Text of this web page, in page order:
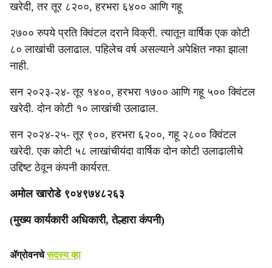
खरेदी, तर तूर ८२००, हरभरा ६४०० आणि गहू
२७०० रुपये प्रति क्विंटल दराने विक्री. त्यातून वार्षिक एक कोटी
८० लाखांची उलाढाल. पहिलेच वर्ष असल्याने अपेक्षित नफा झाला
नाही.
सन २०२३-२४- तूर १४००, हरभरा १७०० आणि गहू ५०० क्विंटल
खरेदी. दोन कोटी १० लाखांची उलाढाल.
सन २०२४-२५- तूर ९००, हरभरा ६२००, गहू २८०० क्विंटल
खरेदी. एक कोटी ५८ लाखांचीयंदा वार्षिक दोन कोटी उलाढालीचे
उद्दिष्ट ठेवून कंपनी कार्यरत.
अमोल खारोडे ९०४९७४८२६३
(मुख्य कार्यकारी अधिकारी, तेल्हारा कंपनी)
ॲग्रोवनचेसदस्य व्हा